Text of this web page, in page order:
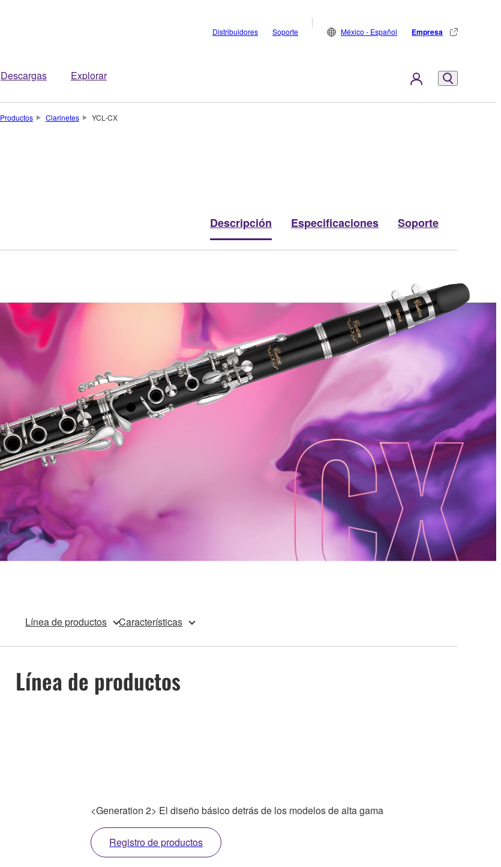
Descargas Explorar
Distribuidores Soporte México - Español Empresa
Productos Clarinetes YCL-CX
Descripción Especificaciones Soporte
Línea de productos Características
Línea de productos
<Generation 2> El diseño básico detrás de los modelos de alta gama
Registro de productos